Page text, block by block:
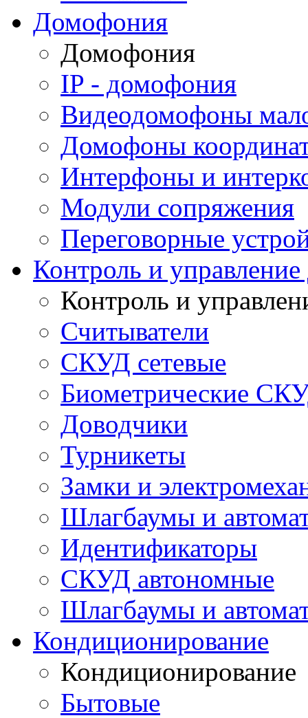
Домофония
Домофония
IP - домофония
Видеодомофоны
Домофоны
Интерфоны и
Модули сопряжения
Переговорные
Контроль и
Контроль и
Считыватели
СКУД сетевые
Биометрические
Доводчики
Турникеты
Замки и
Шлагбаумы и
Идентификаторы
СКУД автономные
Шлагбаумы и
Кондиционирование
Кондиционирование
Бытовые